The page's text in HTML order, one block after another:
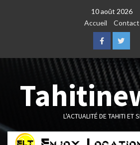
10 août 2026
Accueil
Contact
FacebookTwitter
L'ACTUALITÉ DE TAHITI ET